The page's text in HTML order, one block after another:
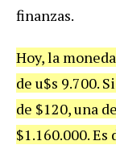
finanzas.
Hoy, la
de u$s 9.700.
de $120, una
$1.160.000.